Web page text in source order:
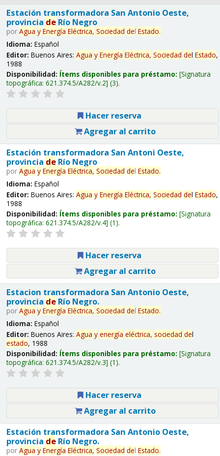
Estación transformadora San Antonio Oeste,
provincia deRío Negro
por Agua y Energía Eléctrica, Sociedad del Estado.
Idioma: Español
Editor: Buenos Aires: Agua y Energía Eléctrica, Sociedad del Estado,
1988
Disponibilidad: Ítems disponibles para préstamo: Signatura
topográfica: 621.374.5/A282/v.2 (3).
Hacer reserva
Agregar al carrito
Estación transformadora San Antoni Oeste,
provincia deRío Negro
por Agua y Energía Eléctrica, Sociedad del Estado.
Idioma: Español
Editor: Buenos Aires: Agua y Energía Eléctrica, Sociedad del Estado,
1988
Disponibilidad: Ítems disponibles para préstamo: Signatura
topográfica: 621.374.5/A282/v.4 (1).
Hacer reserva
Agregar al carrito
Estacion transformadora San Antonio Oeste,
provincia deRío Negro.
por Agua y Energía Eléctrica, Sociedad del Estado.
Idioma: Español
Editor: Buenos Aires: Agua y energía eléctrica, sociedad del
estado, 1988
Disponibilidad: Ítems disponibles para préstamo: Signatura
topográfica: 621.374.5/A282/v.3 (1).
Hacer reserva
Agregar al carrito
Estación transformadora San Antonio Oeste,
provincia deRío Negro.
por Agua y Energía Eléctrica, Sociedad del Estado.